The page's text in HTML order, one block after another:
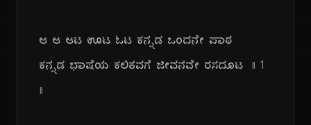
ಆ ಆ ಆಟ ಊಟ ಓಟ ಕನ್ನಡ ಒಂದನೇ ಪಾಠ
ಕನ್ನಡ ಭಾಷೆಯ ಕಲಿತವಗೆ ಜೀವನವೇ ರಸದೂಟ || 1
||